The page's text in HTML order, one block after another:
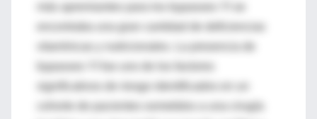
más apremiantes para los bypasses YI se
bypasses YI fue uno de los factores
significativos de riesgo identificados en un
cohorte de pacientes sometidos a una cirugía